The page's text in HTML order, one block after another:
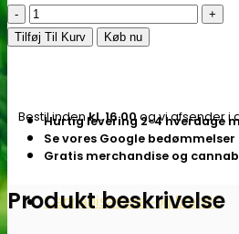
Cannabisavlere -og brands
OZO
|
Magenta
-
antal
Tilføj Til Kurv Køb nu
Bestil indenkl. 16.00og vi afsender i
Hurtig levering 2-4 hverdage
Se vores Google bedømmelser
Gratis merchandise og
Produkt beskrivelse